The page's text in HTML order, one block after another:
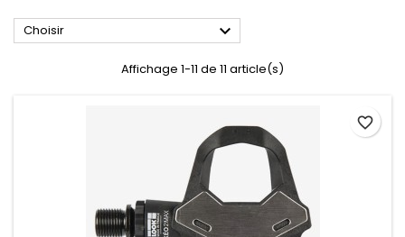
Choisir 
Affichage 1-11 de 11 article(s)
favorite_border